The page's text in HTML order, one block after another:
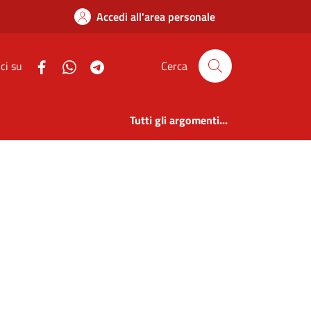
| Comune di
Accedi all'area personale
su Cerca
Tutti gli argomenti...